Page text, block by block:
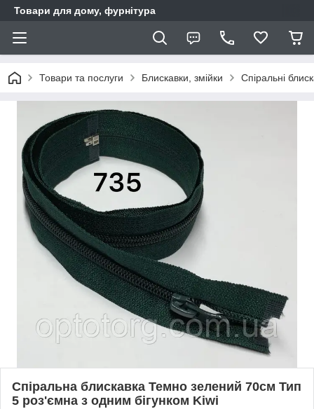
Товари для дому, фурнітура
Товари та послуги Блискавки, змійки Спіральні
Спіральна блискавка Темно зелений 70см Тип
5 роз'ємна з одним бігунком Kiwi